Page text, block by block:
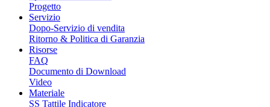
Progetto
Servizio
Dopo-Servizio di vendita
Ritorno & Politica di Garanzia
Risorse
FAQ
Documento di Download
Video
Materiale
SS Tattile Indicatore